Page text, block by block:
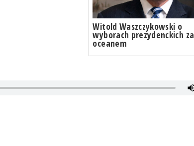
Witold Waszczykowski o
wyborach prezydenckich za
oceanem